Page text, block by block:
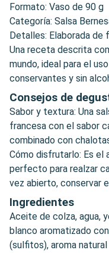
Formato: Vaso de 90 g
Categoría: Salsa
Detalles: Elaborada de
Una receta descrita
mundo, ideal para el
conservantes y sin
Consejos de
Sabor y textura: Una
francesa con el sabor
combinado con
Cómo disfrutarlo: Es el
perfecto para realzar
vez abierto, conservar
Ingredientes
Aceite de colza, agua,
blanco aromatizado
(sulfitos), aroma